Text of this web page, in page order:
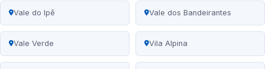
Vale do Ipê Vale dos Bandeirantes
Vale Verde Vila Alpina